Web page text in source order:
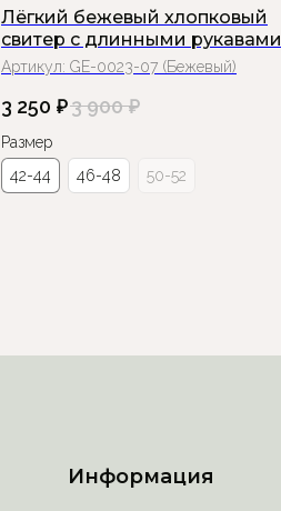
Лёгкий бежевый хлопковый
свитер с длинными рукавами
Артикул: GE-0023-07 (Бежевый)
3 250 ₽3 900 ₽
Размер
42-44
46-48 50-52
Информация